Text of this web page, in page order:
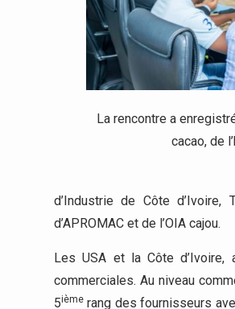
La rencontre a
cacao, de
d’Industrie de Côte d’Ivoire,
d’APROMAC et de l’OIA cajou.
Les USA et la Côte d’Ivoire,
commerciales. Au niveau
5ième rang des fournisseurs